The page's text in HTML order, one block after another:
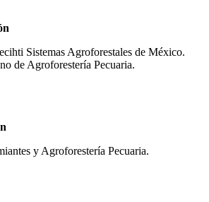
Sistemas Agroforestales de México.
de Agroforestería Pecuaria.
y Agroforestería Pecuaria.